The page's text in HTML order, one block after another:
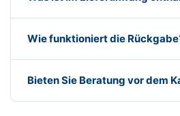
Wie funktioniert die
Bieten Sie Beratung vor dem